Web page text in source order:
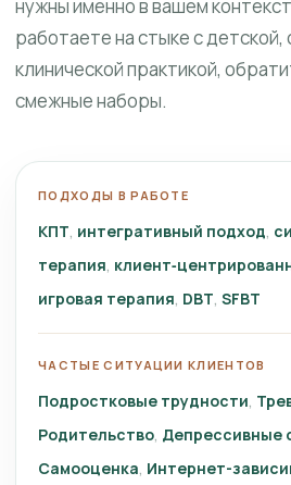
нужны именно в вашем
работаете на стыке с детской,
клинической практикой,
смежные наборы.
ПОДХОДЫ В РАБОТЕ
КПТ интегративный подход
терапия
игровая терапия DBT SFBT
ЧАСТЫЕ СИТУАЦИИ КЛИЕНТОВ
Подростковые трудности
Родительство Депрессивные
Самооценка Интернет-